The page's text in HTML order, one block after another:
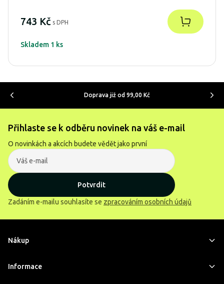
743 Kč s DPH
Skladem 1 ks
Doprava již od 99,00 Kč
Přihlaste se k odběru novinek na váš e-mail
O novinkách a akcích budete vědět jako první
Potvrdit
Zadáním e-mailu souhlasíte se zpracováním osobních údajů
Nákup
Informace